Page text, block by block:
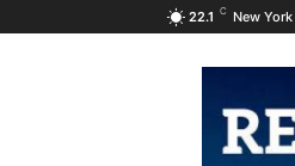
22.1 C New York